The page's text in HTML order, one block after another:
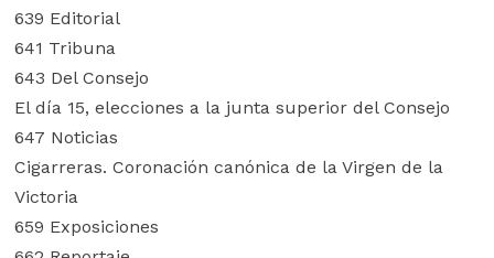
639 Editorial
641 Tribuna
643 Del Consejo
El día 15, elecciones a la junta superior del Consejo
647 Noticias
Cigarreras. Coronación canónica de la Virgen de la
Victoria
659 Exposiciones